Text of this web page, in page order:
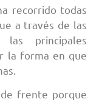
recorrido todas
a través de las
las principales
la forma en que
de frente porque